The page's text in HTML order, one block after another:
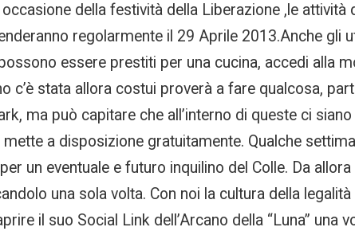
della festività della Liberazione ,le
regolarmente il 29 Aprile 2013.Anche gli
essere prestiti per una cucina, accedi alla
c’è stata allora costui proverà a fare qualcosa,
ma può capitare che all’interno di queste ci
a disposizione gratuitamente. Qualche
un eventuale e futuro inquilino del Colle. Da
una sola volta. Con noi la cultura della
il suo Social Link dell’Arcano della “Luna” una